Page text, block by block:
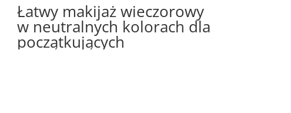
Łatwy makijaż wieczorowy
w neutralnych kolorach dla
początkujących